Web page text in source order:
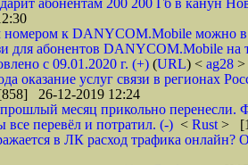
абонентам 200 200 Гб в канун
номером к DANYCOM.Mobile можно в
для абонентов DANYCOM.Mobile
с 09.01.2020 г. (+) (URL) < ag28 >
оказание услуг связи в регионах
26-12-2019 12:24
месяц прикольно
перевёл и потратил. (-) < Rust >
в ЛК расход трафика